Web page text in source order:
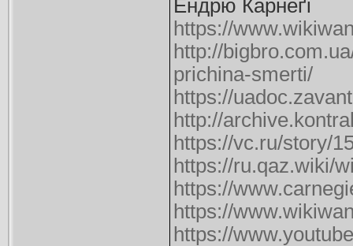
Ендрю Карнеґі
https://
http://
prichina-smerti/
https://
http://
https://vc.ru/story/
https://ru.qaz.wiki/
https://
https://
https://